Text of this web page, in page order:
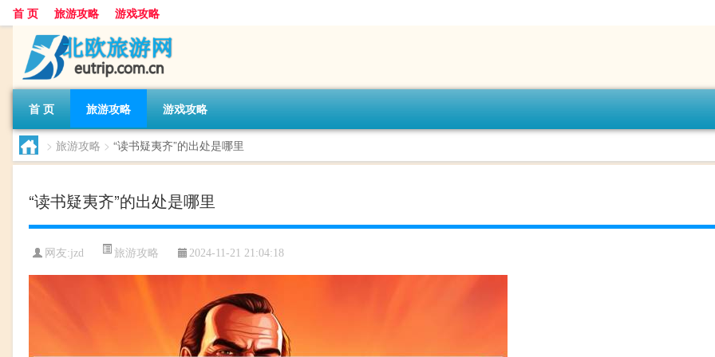
首 页 旅游攻略 游戏攻略
首 页 旅游攻略 游戏攻略
> 旅游攻略 > “读书疑夷齐”的出处是哪里
“读书疑夷齐”的出处是哪里
网友:jzd 旅游攻略 2024-11-21 21:04:18